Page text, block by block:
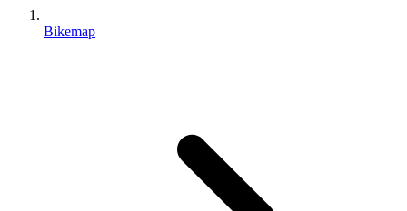
Bikemap